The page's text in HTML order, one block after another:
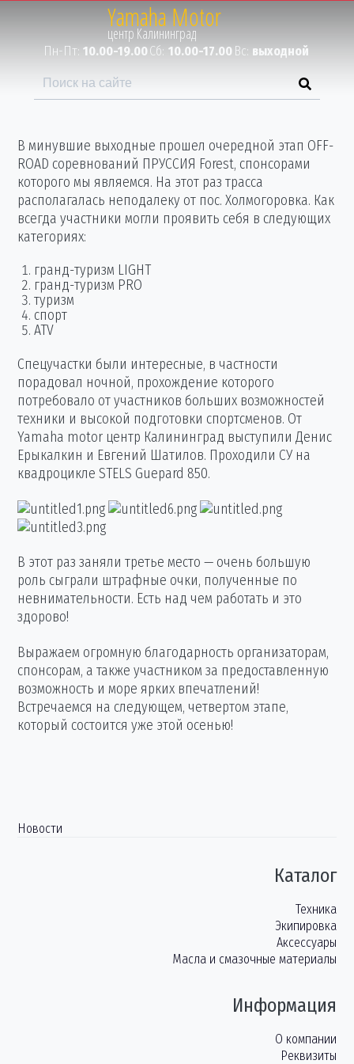
Yamaha Motor
Пн-Пт: 10.00-19.00Сб: 10.00-17.00 Вс: выходной
В минувшие выходные прошел очередной этап OFF-
ROAD соревнований ПРУССИЯ Forest, спонсорами
которого мы являемся. На этот раз трасса
располагалась неподалеку от пос. Холмогоровка. Как
всегда участники могли проявить себя в следующих
категориях:
гранд-туризм LIGHT
гранд-туризм PRO
туризм
спорт
ATV
Спецучастки были интересные, в частности
порадовал ночной, прохождение которого
потребовало от участников больших возможностей
техники и высокой подготовки спортсменов. От
Yamaha motor центр Калининград выступили Денис
Ерыкалкин и Евгений Шатилов. Проходили СУ на
квадроцикле STELS Guepard 850.
В этот раз заняли третье место — очень большую
роль сыграли штрафные очки, полученные по
невнимательности. Есть над чем работать и это
здорово!
Выражаем огромную благодарность организаторам,
спонсорам, а также участником за предоставленную
возможность и море ярких впечатлений!
Встречаемся на следующем, четвертом этапе,
который состоится уже этой осенью!
Новости
Каталог
Техника
Экипировка
Аксессуары
Масла и смазочные материалы
Информация
О компании
Реквизиты